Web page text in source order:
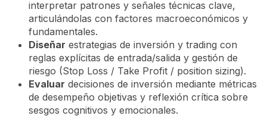
interpretar patrones y señales técnicas clave,
articulándolas con factores macroeconómicos y
fundamentales.
Diseñar estrategias de inversión y trading con
reglas explícitas de entrada/salida y gestión de
riesgo (Stop Loss / Take Profit / position sizing).
Evaluar decisiones de inversión mediante métricas
de desempeño objetivas y reflexión crítica sobre
sesgos cognitivos y emocionales.